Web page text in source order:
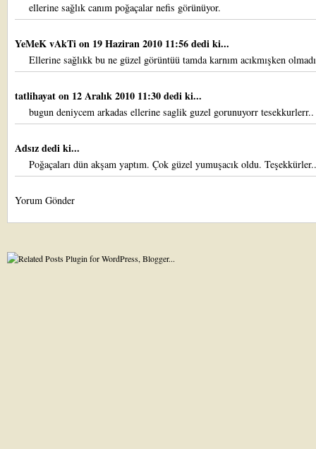
ellerine sağlık canım poğaçalar nefis görünüyor.
YeMeK vAkTion 19 Haziran 2010 11:56 dedi ki...
Ellerine sağlıkk bu ne güzel görüntüü tamda karnım acıkmışken
tatlihayaton 12 Aralık 2010 11:30 dedi ki...
bugun deniycem arkadas ellerine saglik guzel gorunuyorr tesekkurlerr..
Adsız dedi ki...
Poğaçaları dün akşam yaptım. Çok güzel yumuşacık oldu.
Yorum Gönder